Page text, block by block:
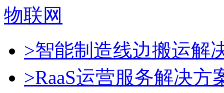
物联网
>智能制造线边搬运解
>RaaS运营服务解决方